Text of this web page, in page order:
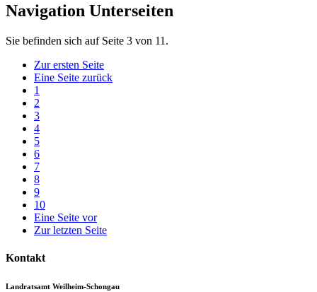
Navigation Unterseiten
Sie befinden sich auf Seite 3 von 11.
Zur ersten Seite
Eine Seite zurück
1
2
3
4
5
6
7
8
9
10
Eine Seite vor
Zur letzten Seite
Kontakt
Landratsamt Weilheim-Schongau